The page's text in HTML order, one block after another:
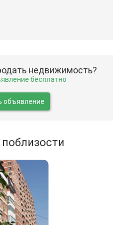
недвижимость?
бесплатно
объявление